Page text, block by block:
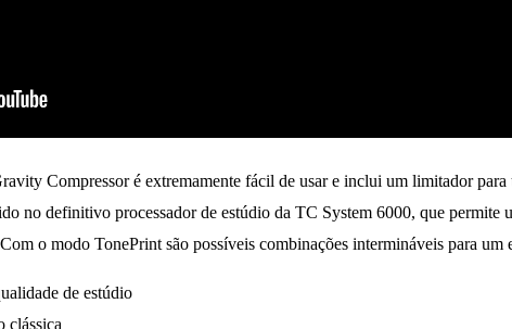
Compressor é extremamente fácil de usar e inclui um limitador
no definitivo processador de estúdio da TC System 6000, que
o modo TonePrint são possíveis combinações intermináveis para um
de estúdio
clássica